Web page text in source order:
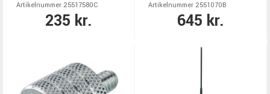
Artikelnummer 25517580C
235 kr.
Artikelnummer 2551070B
645 kr.